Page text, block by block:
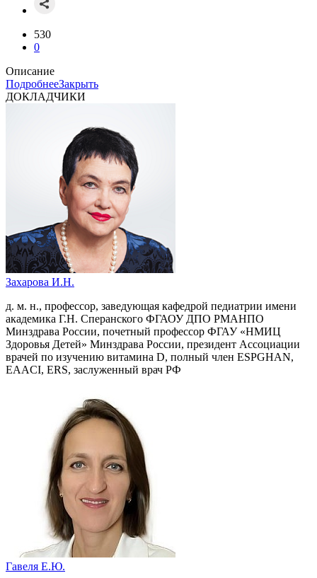
530
0
Описание
ПодробнееЗакрыть
ДОКЛАДЧИКИ
Захарова И.Н.
д. м. н., профессор, заведующая кафедрой педиатрии имени
академика Г.Н. Сперанского ФГАОУ ДПО РМАНПО
Минздрава России, почетный профессор ФГАУ «НМИЦ
Здоровья Детей» Минздрава России, президент Ассоциации
врачей по изучению витамина D, полный член ESPGHAN,
EAACI, ERS, заслуженный врач РФ
Гавеля Е.Ю.